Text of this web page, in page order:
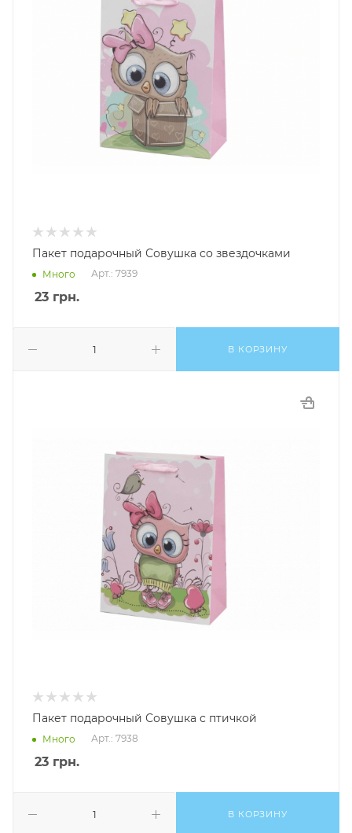
Пакет подарочный Совушка со звездочками
Много Арт.: 7939
23 грн.
В КОРЗИНУ
Пакет подарочный Совушка с птичкой
Много Арт.: 7938
23 грн.
В КОРЗИНУ